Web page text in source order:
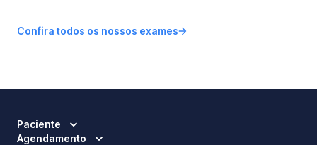
Confira todos os nossos exames
Paciente
Agendamento